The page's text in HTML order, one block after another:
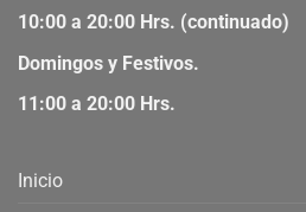
10:00 a 20:00 Hrs. (continuado)
Domingos y Festivos.
11:00 a 20:00 Hrs.
Inicio